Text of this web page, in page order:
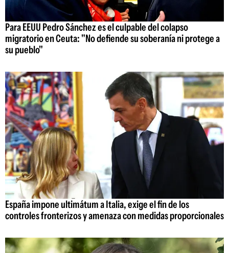
Para EEUU Pedro Sánchez es el culpable del colapso
migratorio en Ceuta: "No defiende su soberanía ni protege a
su pueblo"
España impone ultimátum a Italia, exige el fin de los
controles fronterizos y amenaza con medidas proporcionales